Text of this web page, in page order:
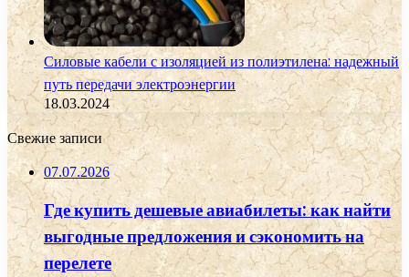
Силовые кабели с изоляцией из полиэтилена: надежный
путь передачи электроэнергии
18.03.2024
Свежие записи
07.07.2026
Где купить дешевые авиабилеты: как найти
выгодные предложения и сэкономить на
перелете